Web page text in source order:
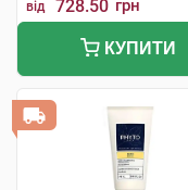
від 728.50 грн
КУПИТИ